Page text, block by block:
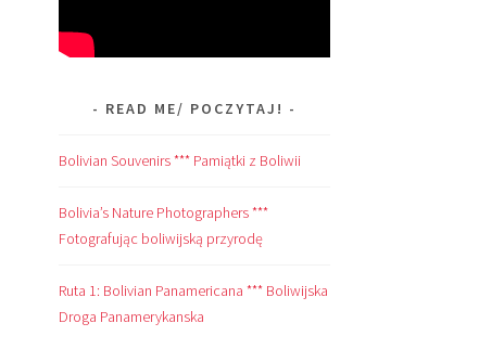
READ ME/ POCZYTAJ!
Bolivian Souvenirs *** Pamiątki z Boliwii
Bolivia’s Nature Photographers ***
Fotografując boliwijską przyrodę
Ruta 1: Bolivian Panamericana *** Boliwijska
Droga Panamerykanska